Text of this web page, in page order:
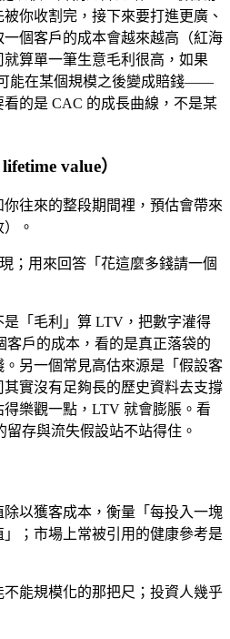
你收割完，接下來要打進更廣、
個客戶的成本會越來越高（紅海
算單一筆生意毛利很高，如果
能在某個規模之後變成賠錢——
的是 CAC 的成長曲線，不是某
value）
你往來的整段期間裡，預估會帶來
。
；用來回答「花這麼多錢請一個
是「毛利」算 LTV，把數字灌得
戶的成本，看的是真正落袋的
另一個常見高估來源是「假設客
實沒有足夠長的歷史資料去支撐
樂觀一點，LTV 就會膨脹。看
存與流失假設站不站得住。
除以獲客成本，衡量「每投入一塊
；市場上常被引用的健康參考是
不能規模化的那把尺；投資人幾乎